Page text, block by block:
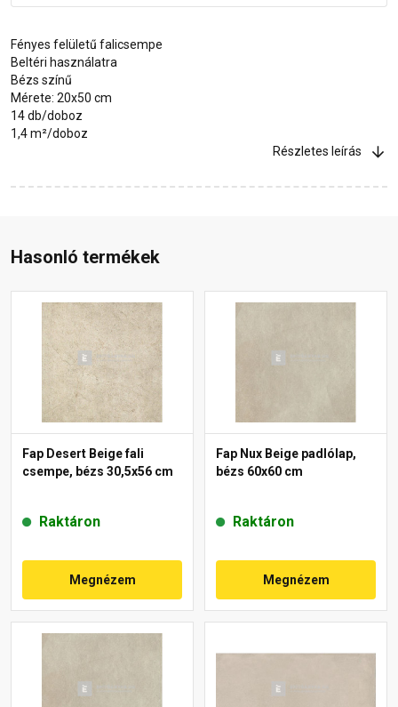
Fényes felületű falicsempe
Beltéri használatra
Bézs színű
Mérete: 20x50 cm
14 db/doboz
1,4 m²/doboz
Részletes leírás
Hasonló termékek
Fap Desert Beige fali
csempe, bézs 30,5x56 cm
Raktáron
Megnézem
Fap Nux Beige padlólap,
bézs 60x60 cm
Raktáron
Megnézem